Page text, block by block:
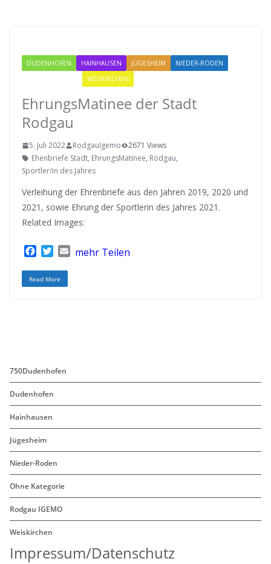
DUDENHOFEN HAINHAUSEN JÜGESHEIM
NIEDER-RODEN
WEISKIRCHEN
EhrungsMatinee der Stadt
Rodgau
5. Juli 2022 RodgauIgemo
2671 Views
Ehenbriefe Stadt, EhrungsMatinee, Rodgau,
Sportler/in des Jahres
Verleihung der Ehrenbriefe aus den Jahren 2019, 2020 und
2021, sowie Ehrung der Sportlerin des Jahres 2021.
Related Images:
c
e
i
t
mehr Teilen
Read More
750Dudenhofen
Dudenhofen
Hainhausen
Jügesheim
Nieder-Roden
Ohne Kategorie
Rodgau IGEMO
Weiskirchen
Impressum/Datenschutz